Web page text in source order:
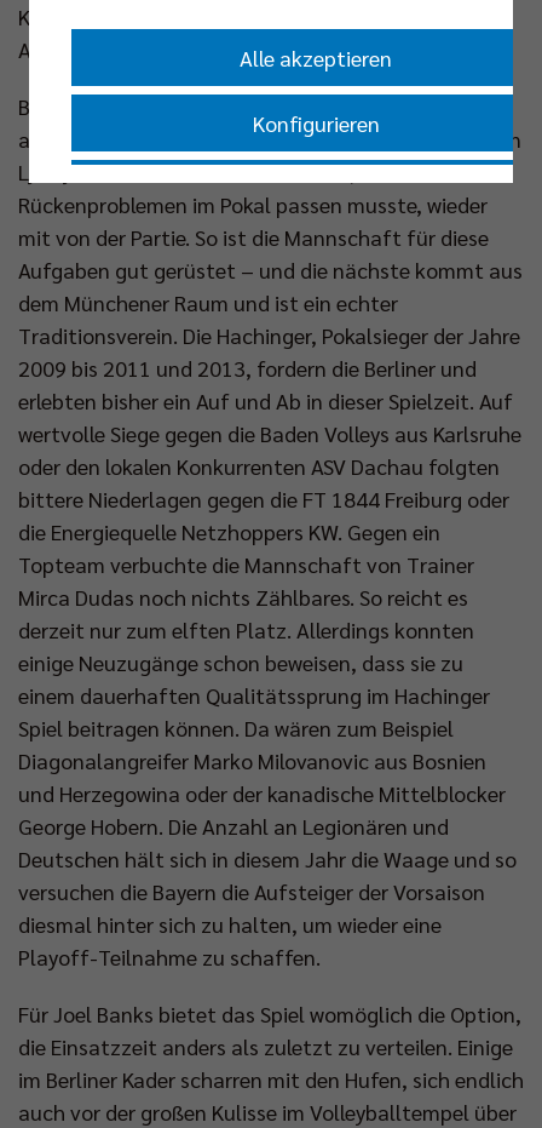
Königsklasse weiter, denn am 2. Spieltag wartet der
Auftritt bei Greenyard Maaseik (BEL).
Banks hat seinen Kader auf die steigende Frequenz
an Matches mental und körperlich eingestellt. Gegen
Ljubljana war auch Nehemiah Mote, der zuletzt mit
Rückenproblemen im Pokal passen musste, wieder
mit von der Partie. So ist die Mannschaft für diese
Aufgaben gut gerüstet – und die nächste kommt aus
dem Münchener Raum und ist ein echter
Traditionsverein. Die Hachinger, Pokalsieger der Jahre
2009 bis 2011 und 2013, fordern die Berliner und
erlebten bisher ein Auf und Ab in dieser Spielzeit. Auf
wertvolle Siege gegen die Baden Volleys aus Karlsruhe
oder den lokalen Konkurrenten ASV Dachau folgten
bittere Niederlagen gegen die FT 1844 Freiburg oder
die Energiequelle Netzhoppers KW. Gegen ein
Topteam verbuchte die Mannschaft von Trainer
Mirca Dudas noch nichts Zählbares. So reicht es
derzeit nur zum elften Platz. Allerdings konnten
einige Neuzugänge schon beweisen, dass sie zu
einem dauerhaften Qualitätssprung im Hachinger
Spiel beitragen können. Da wären zum Beispiel
Diagonalangreifer Marko Milovanovic aus Bosnien
und Herzegowina oder der kanadische Mittelblocker
George Hobern. Die Anzahl an Legionären und
Deutschen hält sich in diesem Jahr die Waage und so
versuchen die Bayern die Aufsteiger der Vorsaison
diesmal hinter sich zu halten, um wieder eine
Playoff-Teilnahme zu schaffen.
Für Joel Banks bietet das Spiel womöglich die Option,
die Einsatzzeit anders als zuletzt zu verteilen. Einige
im Berliner Kader scharren mit den Hufen, sich endlich
auch vor der großen Kulisse im Volleyballtempel über
Alle akzeptieren
Konfigurieren
Nur essenzielle Cookies akzeptieren
Impressum|Datenschutzerklärung